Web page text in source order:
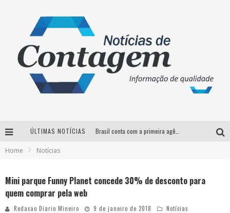
ÚLTIMAS NOTÍCIAS
Home Notícias
Mini parque Funny Planet concede 30% de desconto para
quem comprar pela web
Redacao Diario Mineiro 9 de janeiro de 2018 Notícias